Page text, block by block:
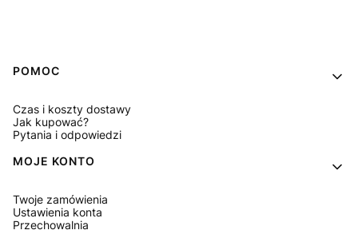
Linki w stopce
POMOC
Czas i koszty dostawy
Jak kupować?
Pytania i odpowiedzi
MOJE KONTO
Twoje zamówienia
Ustawienia konta
Przechowalnia